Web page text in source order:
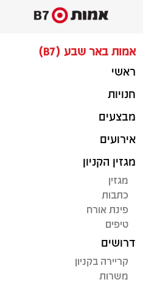
אמות באר שבע (B7)
ראשי
חנויות
מבצעים
אירועים
מגזין הקניון
מגזין
כתבות
פינת אורח
טיפים
דרושים
קריירה בקניון
משרות